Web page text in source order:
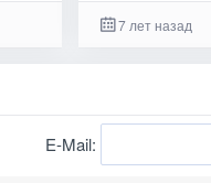
7 лет назад
E-Mail: